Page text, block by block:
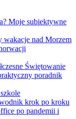
Moje subiektywne
wakacje nad Morzem
Świętowanie
poradnik
krok po kroku
po pandemii i